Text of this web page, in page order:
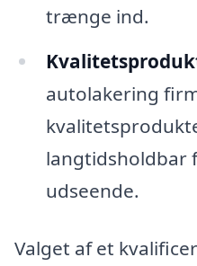
trænge ind.
autolakering
langtidsholdbar
udseende.
Valget af et